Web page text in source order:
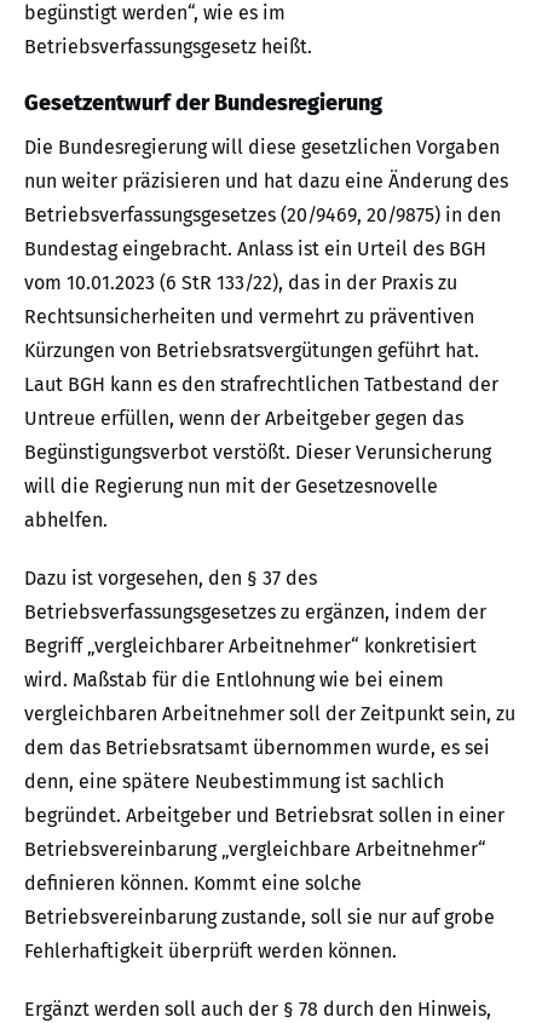
begünstigt werden“, wie es im
Betriebsverfassungsgesetz heißt.
Gesetzentwurf der Bundesregierung
Die Bundesregierung will diese gesetzlichen Vorgaben
nun weiter präzisieren und hat dazu eine Änderung des
Betriebsverfassungsgesetzes (20/9469, 20/9875) in den
Bundestag eingebracht. Anlass ist ein Urteil des BGH
vom 10.01.2023 (6 StR 133/22), das in der Praxis zu
Rechtsunsicherheiten und vermehrt zu präventiven
Kürzungen von Betriebsratsvergütungen geführt hat.
Laut BGH kann es den strafrechtlichen Tatbestand der
Untreue erfüllen, wenn der Arbeitgeber gegen das
Begünstigungsverbot verstößt. Dieser Verunsicherung
will die Regierung nun mit der Gesetzesnovelle
abhelfen.
Dazu ist vorgesehen, den § 37 des
Betriebsverfassungsgesetzes zu ergänzen, indem der
Begriff „vergleichbarer Arbeitnehmer“ konkretisiert
wird. Maßstab für die Entlohnung wie bei einem
vergleichbaren Arbeitnehmer soll der Zeitpunkt sein, zu
dem das Betriebsratsamt übernommen wurde, es sei
denn, eine spätere Neubestimmung ist sachlich
begründet. Arbeitgeber und Betriebsrat sollen in einer
Betriebsvereinbarung „vergleichbare Arbeitnehmer“
definieren können. Kommt eine solche
Betriebsvereinbarung zustande, soll sie nur auf grobe
Fehlerhaftigkeit überprüft werden können.
Ergänzt werden soll auch der § 78 durch den Hinweis,